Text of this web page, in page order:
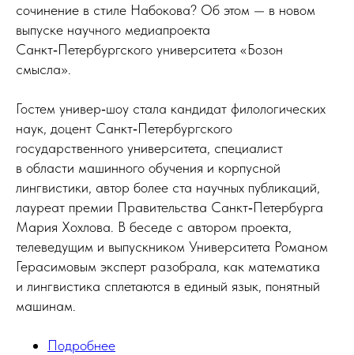
сочинение в стиле Набокова? Об этом — в новом
выпуске научного медиапроекта
Санкт‑Петербургского университета «Бозон
смысла».
Гостем универ‑шоу стала кандидат филологических
наук, доцент Санкт‑Петербургского
государственного университета, специалист
в области машинного обучения и корпусной
лингвистики, автор более ста научных публикаций,
лауреат премии Правительства Санкт‑Петербурга
Мария Хохлова. В беседе с автором проекта,
телеведущим и выпускником Университета Романом
Герасимовым эксперт разобрала, как математика
и лингвистика сплетаются в единый язык, понятный
машинам.
Подробнее